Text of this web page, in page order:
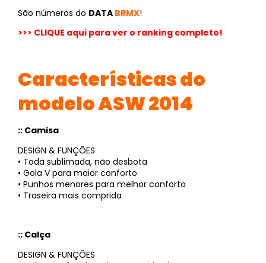
São números do DATA BRMX!
>>> CLIQUE aqui para ver o ranking completo!
Características do
modelo ASW 2014
:: Camisa
DESIGN & FUNÇÕES
• Toda sublimada, não desbota
• Gola V para maior conforto
• Punhos menores para melhor conforto
• Traseira mais comprida
:: Calça
DESIGN & FUNÇÕES